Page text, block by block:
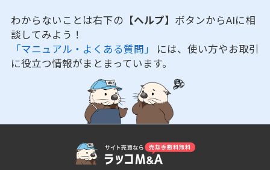
わからないことは右下の 【ヘルプ】 ボタンからAIに相
談してみよう！
「マニュアル・よくある質問」 には、使い方やお取引
に役立つ情報がまとまっています。